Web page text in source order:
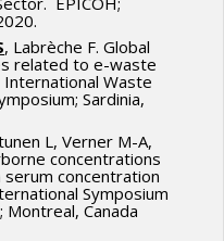
, Labrèche F. Global
related to e-waste
Waste
Sardinia,
L, Verner M-A,
concentrations
concentration
Symposium
Montreal, Canada